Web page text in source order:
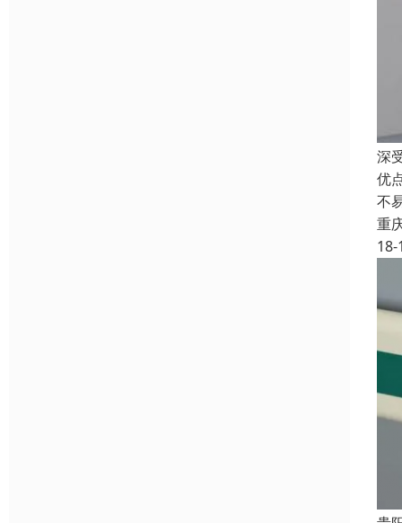
深
优
不
重
18-